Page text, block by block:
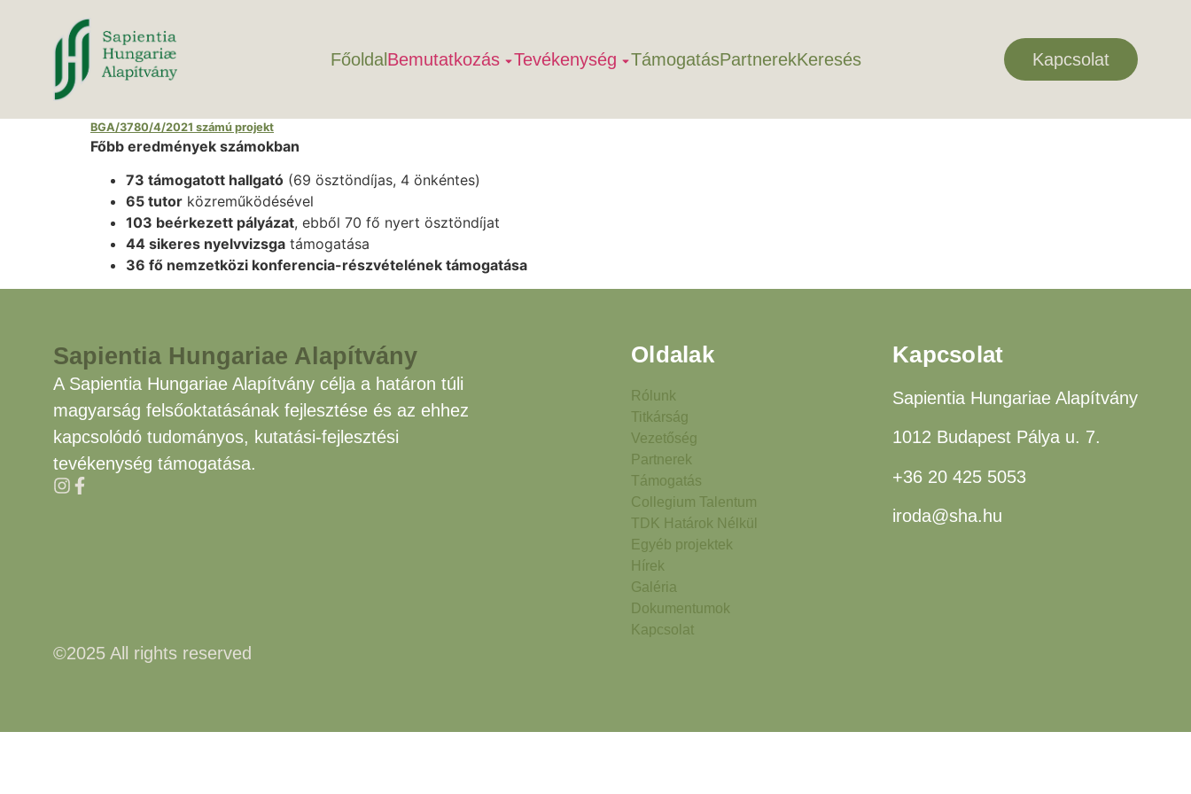
Főoldal Bemutatkozás Tevékenység TámogatásPartnerekKeresés Kapcsolat
BGA/3780/4/2021 számú projekt
Főbb eredmények számokban
73 támogatott hallgató (69 ösztöndíjas, 4 önkéntes)
65 tutor közreműködésével
103 beérkezett pályázat, ebből 70 fő nyert ösztöndíjat
44 sikeres nyelvvizsga támogatása
36 fő nemzetközi konferencia-részvételének támogatása
Sapientia Hungariae Alapítvány
A Sapientia Hungariae Alapítvány célja a határon túli
magyarság felsőoktatásának fejlesztése és az ehhez
kapcsolódó tudományos, kutatási-fejlesztési
tevékenység támogatása.
Oldalak
Rólunk
Titkárság
Vezetőség
Partnerek
Támogatás
Collegium Talentum
TDK Határok Nélkül
Egyéb projektek
Hírek
Galéria
Dokumentumok
Kapcsolat
Kapcsolat
Sapientia Hungariae Alapítvány
1012 Budapest Pálya u. 7.
+36 20 425 5053
iroda@sha.hu
©2025 All rights reserved